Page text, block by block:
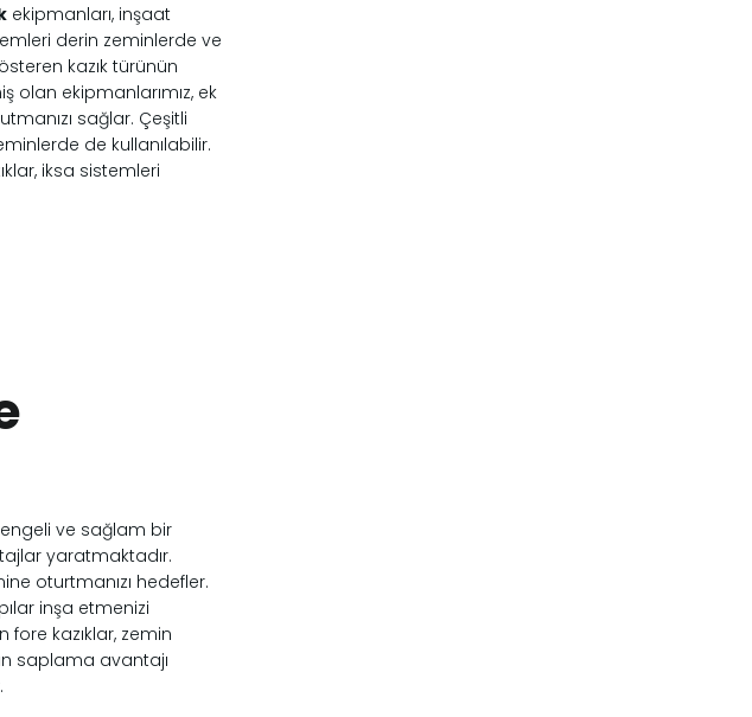
ekipmanları, inşaat
derin zeminlerde ve
kazık türünün
olan ekipmanlarımız, ek
sağlar. Çeşitli
de kullanılabilir.
iksa sistemleri
ve sağlam bir
yaratmaktadır.
oturtmanızı hedefler.
inşa etmenizi
kazıklar, zemin
saplama avantajı